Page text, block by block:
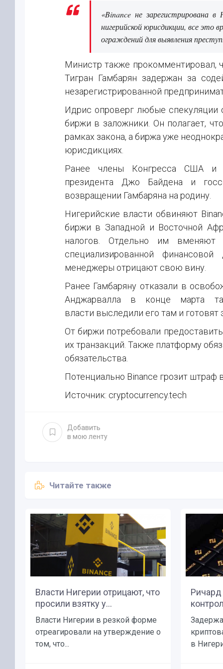
«Binance не зарегистрирована в
нигерийской юрисдикции, все это
ограждений для выявления
Министр также прокомментировал,
Тигран Гамбарян задержан за
незарегистрированной
Идрис опроверг любые спекуляции
биржи в заложники. Он полагает,
рамках закона, а биржа уже
юрисдикциях.
Ранее члены Конгресса США и
президента Джо Байдена и
возвращении Гамбаряна на родину.
Нигерийские власти обвиняют
биржи в Западной и Восточной
налогов. Отдельно им
специализированной
менеджеры отрицают свою вину.
Ранее Гамбаряну отказали в
Анджарвалла в конце марта
власти выследили его там и
От биржи потребовали
их транзакций. Также платформу
обязательства.
Потенциально Binance грозит штраф
Источник: cryptocurrency.tech
Добавить
в мою ленту
Читайте также
Власти Нигерии отрицают, что
просили взятку у...
Власти Нигерии в резкой форме
отреагировали на утверждение о
том, что...
Ричард
в